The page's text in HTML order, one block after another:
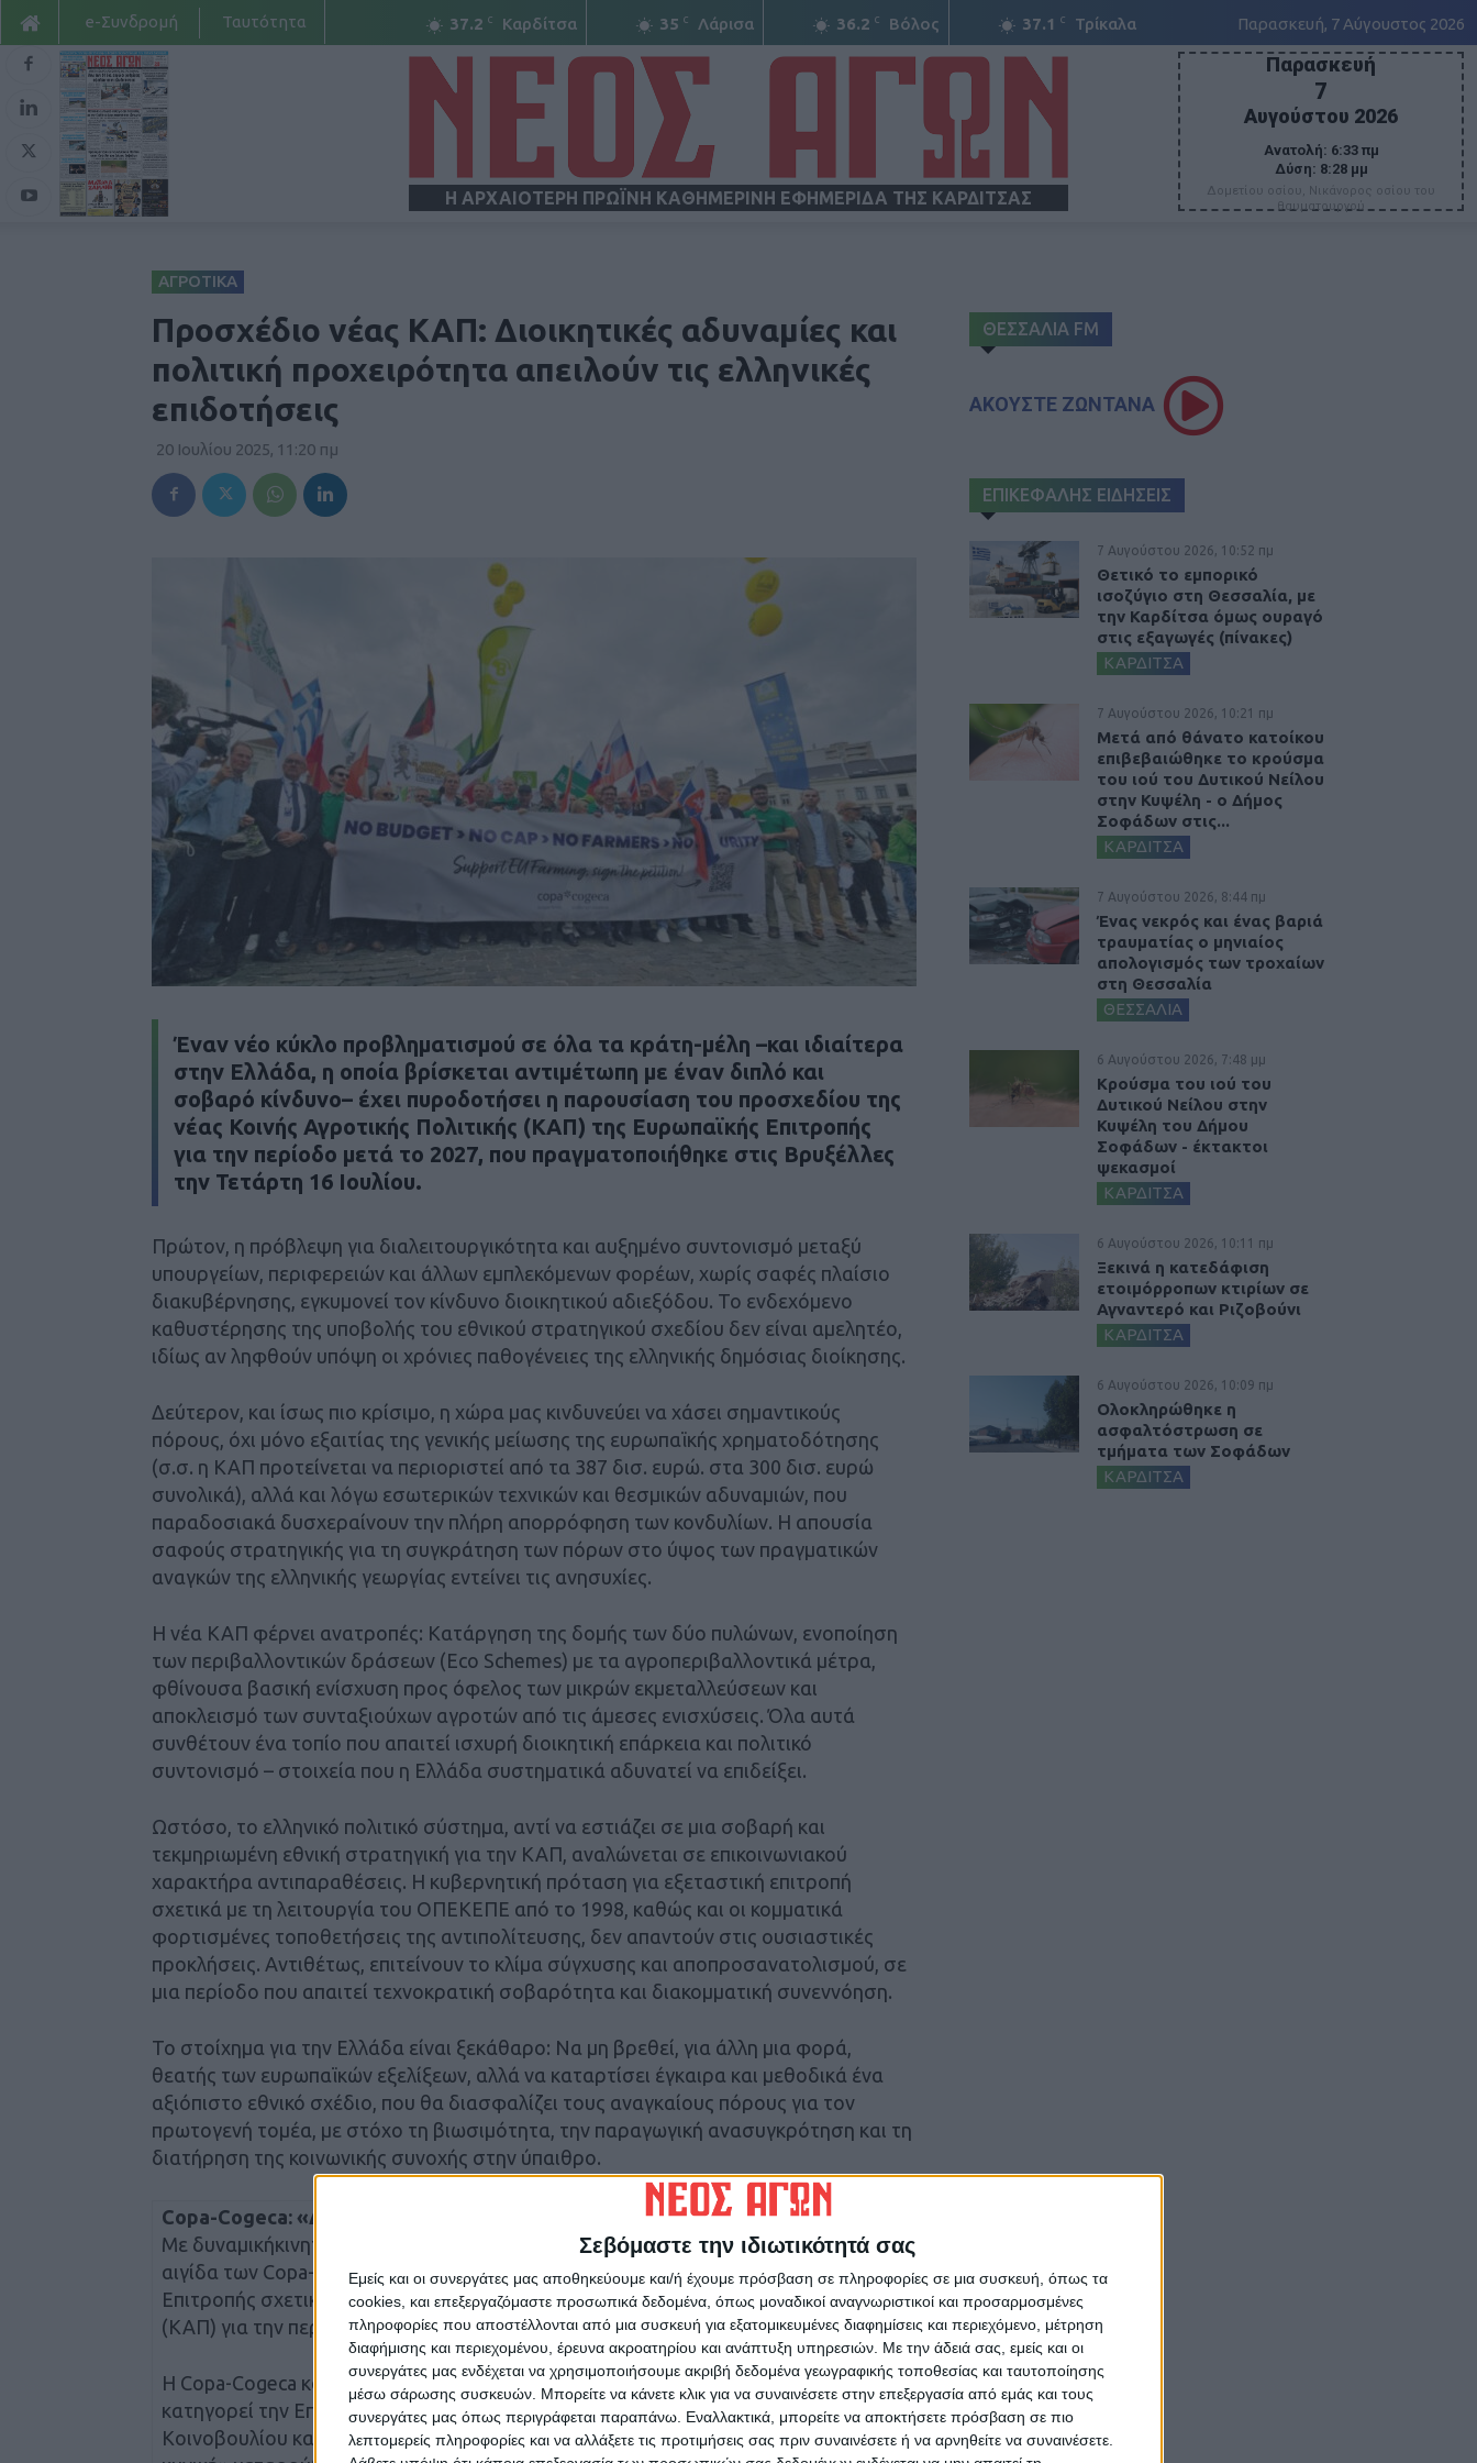
Σεβόμαστε την ιδιωτικότητά σας
Εμείς και οι συνεργάτες μας αποθηκεύουμε και/ή έχουμε πρόσβαση σε πληροφορίες σε μια συσκευή, όπως τα
cookies, και επεξεργαζόμαστε προσωπικά δεδομένα, όπως μοναδικοί αναγνωριστικοί και προσαρμοσμένες
πληροφορίες που αποστέλλονται από μια συσκευή για εξατομικευμένες διαφημίσεις και περιεχόμενο, μέτρηση
διαφήμισης και περιεχομένου, έρευνα ακροατηρίου και ανάπτυξη υπηρεσιών. Με την άδειά σας, εμείς και οι
συνεργάτες μας ενδέχεται να χρησιμοποιήσουμε ακριβή δεδομένα γεωγραφικής τοποθεσίας και ταυτοποίησης
μέσω σάρωσης συσκευών. Μπορείτε να κάνετε κλικ για να συναινέσετε στην επεξεργασία από εμάς και τους
συνεργάτες μας όπως περιγράφεται παραπάνω. Εναλλακτικά, μπορείτε να αποκτήσετε πρόσβαση σε πιο
λεπτομερείς πληροφορίες και να αλλάξετε τις προτιμήσεις σας πριν συναινέσετε ή να αρνηθείτε να συναινέσετε.
37.2 C Καρδίτσα 35 C Λάρισα 36.2 C Βόλος 37.1 C Τρίκαλα Παρασκευή, 7 Αύγουστος 2026
e-Συνδρομή Ταυτότητα
Η ΑΡΧΑΙΟΤΕΡΗ ΠΡΩΪΝΗ ΚΑΘΗΜΕΡΙΝΗ ΕΦΗΜΕΡΙΔΑ ΤΗΣ ΚΑΡΔΙΤΣΑΣ
Παρασκευή
7
Αυγούστου 2026
Ανατολή: 6:33 πμ
Δύση: 8:28 μμ
Δομετίου οσίου, Νικάνορος οσίου του
θαυματουργού
ΑΓΡΟΤΙΚΑ
Προσχέδιο νέας ΚΑΠ: Διοικητικές αδυναμίες και
πολιτική προχειρότητα απειλούν τις ελληνικές
επιδοτήσεις
20 Ιουλίου 2025, 11:20 πμ
Έναν νέο κύκλο προβληματισμού σε όλα τα κράτη-μέλη –και ιδιαίτερα
στην Ελλάδα, η οποία βρίσκεται αντιμέτωπη με έναν διπλό και
σοβαρό κίνδυνο– έχει πυροδοτήσει η παρουσίαση του προσχεδίου της
νέας Κοινής Αγροτικής Πολιτικής (ΚΑΠ) της Ευρωπαϊκής Επιτροπής
για την περίοδο μετά το 2027, που πραγματοποιήθηκε στις Βρυξέλλες
την Τετάρτη 16 Ιουλίου.
Πρώτον, η πρόβλεψη για διαλειτουργικότητα και αυξημένο συντονισμό μεταξύ
υπουργείων, περιφερειών και άλλων εμπλεκόμενων φορέων, χωρίς σαφές πλαίσιο
διακυβέρνησης, εγκυμονεί τον κίνδυνο διοικητικού αδιεξόδου. Το ενδεχόμενο
καθυστέρησης της υποβολής του εθνικού στρατηγικού σχεδίου δεν είναι αμελητέο,
ιδίως αν ληφθούν υπόψη οι χρόνιες παθογένειες της ελληνικής δημόσιας διοίκησης.
Δεύτερον, και ίσως πιο κρίσιμο, η χώρα μας κινδυνεύει να χάσει σημαντικούς
πόρους, όχι μόνο εξαιτίας της γενικής μείωσης της ευρωπαϊκής χρηματοδότησης
(σ.σ. η ΚΑΠ προτείνεται να περιοριστεί από τα 387 δισ. ευρώ. στα 300 δισ. ευρώ
συνολικά), αλλά και λόγω εσωτερικών τεχνικών και θεσμικών αδυναμιών, που
παραδοσιακά δυσχεραίνουν την πλήρη απορρόφηση των κονδυλίων. Η απουσία
σαφούς στρατηγικής για τη συγκράτηση των πόρων στο ύψος των πραγματικών
αναγκών της ελληνικής γεωργίας εντείνει τις ανησυχίες.
Η νέα ΚΑΠ φέρνει ανατροπές: Κατάργηση της δομής των δύο πυλώνων, ενοποίηση
των περιβαλλοντικών δράσεων (Eco Schemes) με τα αγροπεριβαλλοντικά μέτρα,
φθίνουσα βασική ενίσχυση προς όφελος των μικρών εκμεταλλεύσεων και
αποκλεισμό των συνταξιούχων αγροτών από τις άμεσες ενισχύσεις. Όλα αυτά
συνθέτουν ένα τοπίο που απαιτεί ισχυρή διοικητική επάρκεια και πολιτικό
συντονισμό – στοιχεία που η Ελλάδα συστηματικά αδυνατεί να επιδείξει.
Ωστόσο, το ελληνικό πολιτικό σύστημα, αντί να εστιάζει σε μια σοβαρή και
τεκμηριωμένη εθνική στρατηγική για την ΚΑΠ, αναλώνεται σε επικοινωνιακού
χαρακτήρα αντιπαραθέσεις. Η κυβερνητική πρόταση για εξεταστική επιτροπή
σχετικά με τη λειτουργία του ΟΠΕΚΕΠΕ από το 1998, καθώς και οι κομματικά
φορτισμένες τοποθετήσεις της αντιπολίτευσης, δεν απαντούν στις ουσιαστικές
προκλήσεις. Αντιθέτως, επιτείνουν το κλίμα σύγχυσης και αποπροσανατολισμού, σε
μια περίοδο που απαιτεί τεχνοκρατική σοβαρότητα και διακομματική συνεννόηση.
Το στοίχημα για την Ελλάδα είναι ξεκάθαρο: Να μη βρεθεί, για άλλη μια φορά,
θεατής των ευρωπαϊκών εξελίξεων, αλλά να καταρτίσει έγκαιρα και μεθοδικά ένα
αξιόπιστο εθνικό σχέδιο, που θα διασφαλίζει τους αναγκαίους πόρους για τον
πρωτογενή τομέα, με στόχο τη βιωσιμότητα, την παραγωγική ανασυγκρότηση και τη
διατήρηση της κοινωνικής συνοχής στην ύπαιθρο.
Copa-Cogeca: «Διάλυση του κοινού χαρακτήρα της ΚΑΠ»
Με δυναμικήκινητοποίηση στις Βρυξέλλες, αγροτικές οργανώσεις της ΕΕ –υπό την
αιγίδα των Copa-Cogeca– διαμαρτυρήθηκαν για τις προτάσεις της Ευρωπαϊκής
Επιτροπής σχετικά με τον νέο προϋπολογισμό της Κοινής Αγροτικής Πολιτικής
(ΚΑΠ) για την περίοδο 2028-2034.
Η Copa-Cogeca κάνει λόγο για «διάλυση του κοινού χαρακτήρα της ΚΑΠ» και
κατηγορεί την Επιτροπή ότι αγνόησε πλήρως τις θέσεις του Ευρωπαϊκού
Κοινοβουλίου και του Συμβουλίου, προωθώντας μονομερώς μια «ριζική και
ΘΕΣΣΑΛΙΑ FM
ΑΚΟΥΣΤΕ ΖΩΝΤΑΝΑ
ΕΠΙΚΕΦΑΛΗΣ ΕΙΔΗΣΕΙΣ
7 Αυγούστου 2026, 10:52 πμ
Θετικό το εμπορικό
ισοζύγιο στη Θεσσαλία, με
την Καρδίτσα όμως ουραγό
στις εξαγωγές (πίνακες)
ΚΑΡΔΙΤΣΑ
7 Αυγούστου 2026, 10:21 πμ
Μετά από θάνατο κατοίκου
επιβεβαιώθηκε το κρούσμα
του ιού του Δυτικού Νείλου
στην Κυψέλη - ο Δήμος
Σοφάδων στις...
ΚΑΡΔΙΤΣΑ
7 Αυγούστου 2026, 8:44 πμ
Ένας νεκρός και ένας βαριά
τραυματίας ο μηνιαίος
απολογισμός των τροχαίων
στη Θεσσαλία
ΘΕΣΣΑΛΙΑ
6 Αυγούστου 2026, 7:48 μμ
Κρούσμα του ιού του
Δυτικού Νείλου στην
Κυψέλη του Δήμου
Σοφάδων - έκτακτοι
ψεκασμοί
ΚΑΡΔΙΤΣΑ
6 Αυγούστου 2026, 10:11 πμ
Ξεκινά η κατεδάφιση
ετοιμόρροπων κτιρίων σε
Αγναντερό και Ριζοβούνι
ΚΑΡΔΙΤΣΑ
6 Αυγούστου 2026, 10:09 πμ
Ολοκληρώθηκε η
ασφαλτόστρωση σε
τμήματα των Σοφάδων
ΚΑΡΔΙΤΣΑ